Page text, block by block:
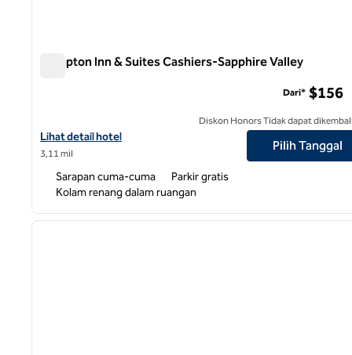
Hampton Inn & Suites Cashiers-Sapphire Valley
Lihat detail hotel untuk Hampton Inn & Suites Cashiers-Sapphire
Lihat detail hotel
3,11 mil
Dari* $156
Diskon Honors Tidak dapat
Pilih Tanggal
Sarapan cuma-cuma
Parkir gratis
Kolam renang dalam ruangan
1 dari 12